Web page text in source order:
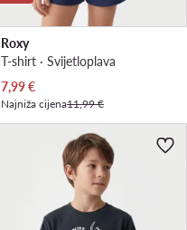
Roxy
T-shirt · Svijetloplava
Trenutna cijena
7,99€
Najniža cijena11,99 €